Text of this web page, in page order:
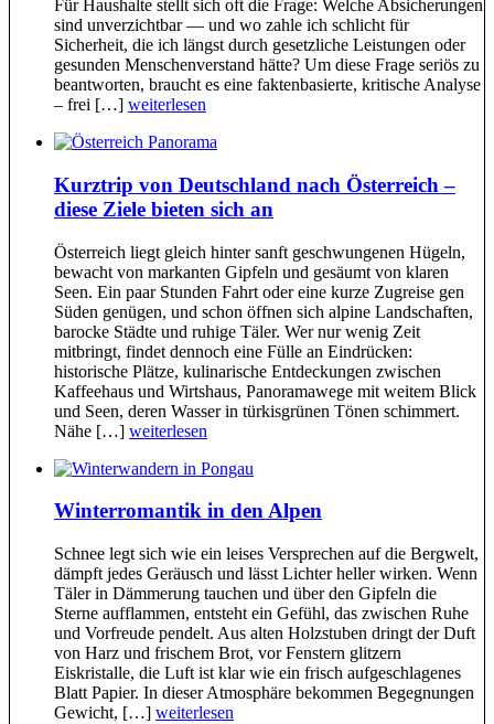
Für Haushalte stellt sich oft die Frage: Welche Absicherungen
sind unverzichtbar — und wo zahle ich schlicht für
Sicherheit, die ich längst durch gesetzliche Leistungen oder
gesunden Menschenverstand hätte? Um diese Frage seriös zu
beantworten, braucht es eine faktenbasierte, kritische Analyse
– frei […] weiterlesen
Kurztrip von Deutschland nach Österreich –
diese Ziele bieten sich an
Österreich liegt gleich hinter sanft geschwungenen Hügeln,
bewacht von markanten Gipfeln und gesäumt von klaren
Seen. Ein paar Stunden Fahrt oder eine kurze Zugreise gen
Süden genügen, und schon öffnen sich alpine Landschaften,
barocke Städte und ruhige Täler. Wer nur wenig Zeit
mitbringt, findet dennoch eine Fülle an Eindrücken:
historische Plätze, kulinarische Entdeckungen zwischen
Kaffeehaus und Wirtshaus, Panoramawege mit weitem Blick
und Seen, deren Wasser in türkisgrünen Tönen schimmert.
Nähe […] weiterlesen
Winterromantik in den Alpen
Schnee legt sich wie ein leises Versprechen auf die Bergwelt,
dämpft jedes Geräusch und lässt Lichter heller wirken. Wenn
Täler in Dämmerung tauchen und über den Gipfeln die
Sterne aufflammen, entsteht ein Gefühl, das zwischen Ruhe
und Vorfreude pendelt. Aus alten Holzstuben dringt der Duft
von Harz und frischem Brot, vor Fenstern glitzern
Eiskristalle, die Luft ist klar wie ein frisch aufgeschlagenes
Blatt Papier. In dieser Atmosphäre bekommen Begegnungen
Gewicht, […] weiterlesen